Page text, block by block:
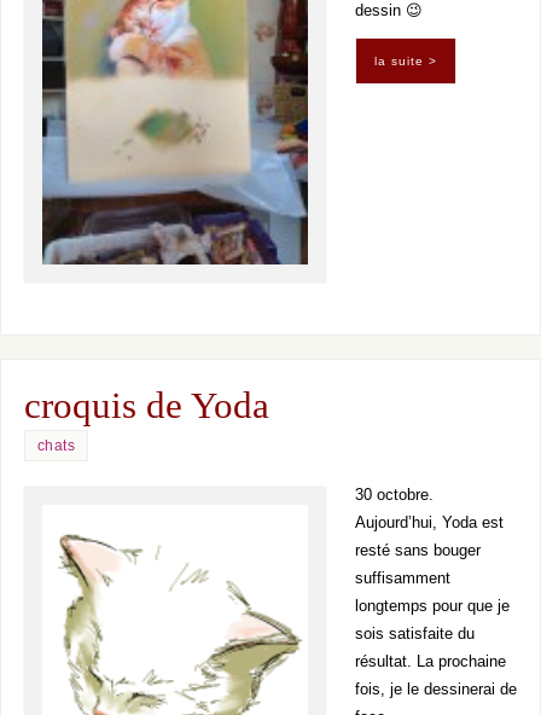
dessin 😉
la suite >
croquis de Yoda
chats
30 octobre.
Aujourd’hui, Yoda est
resté sans bouger
suffisamment
longtemps pour que je
sois satisfaite du
résultat. La prochaine
fois, je le dessinerai de